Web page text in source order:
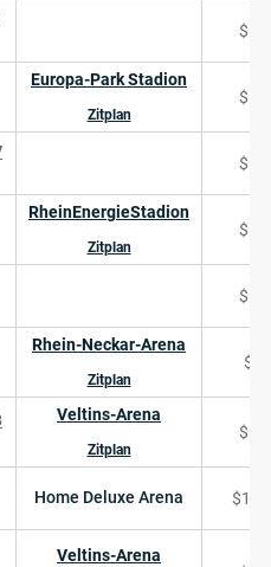
Europa-Park Stadion
Zitplan
RheinEnergieStadion
Zitplan
Rhein-Neckar-Arena
Zitplan
$41
Veltins-Arena
Zitplan
Home Deluxe Arena
Veltins-Arena